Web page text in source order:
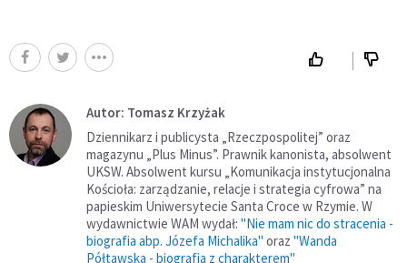
Autor: Tomasz Krzyżak
Dziennikarz i publicysta „Rzeczpospolitej” oraz
magazynu „Plus Minus”. Prawnik kanonista, absolwent
UKSW. Absolwent kursu „Komunikacja instytucjonalna
Kościoła: zarządzanie, relacje i strategia cyfrowa” na
papieskim Uniwersytecie Santa Croce w Rzymie. W
wydawnictwie WAM wydał: "Nie mam nic do stracenia -
biografia abp. Józefa Michalika" oraz "Wanda
Półtawska - biografia z charakterem"